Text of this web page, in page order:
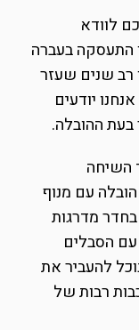
לוודא
התעסקה בעברה
רב שנים שעזר
יודעים
ההובלה.
השיחה
עם מנוף
מדרגות
עם הסבלים
להעביר את
רבות של